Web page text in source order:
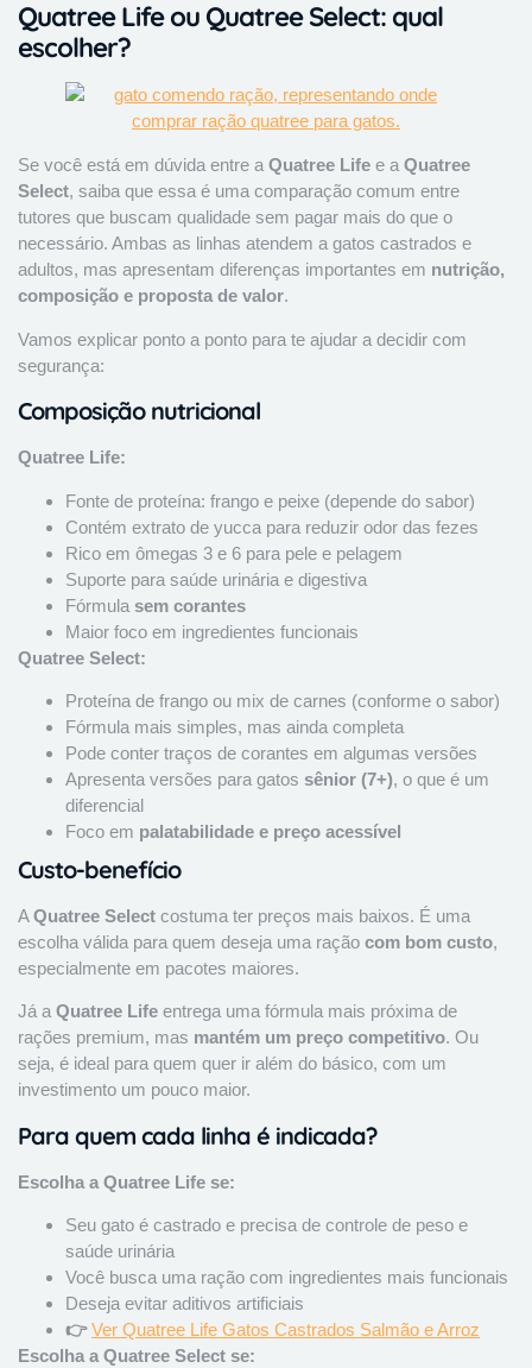
Quatree Life ou Quatree Select: qual
escolher?
Se você está em dúvida entre a Quatree Life e a Quatree
Select, saiba que essa é uma comparação comum entre
tutores que buscam qualidade sem pagar mais do que o
necessário. Ambas as linhas atendem a gatos castrados e
adultos, mas apresentam diferenças importantes em nutrição,
composição e proposta de valor.
Vamos explicar ponto a ponto para te ajudar a decidir com
segurança:
Composição nutricional
Quatree Life:
Fonte de proteína: frango e peixe (depende do sabor)
Contém extrato de yucca para reduzir odor das fezes
Rico em ômegas 3 e 6 para pele e pelagem
Suporte para saúde urinária e digestiva
Fórmula sem corantes
Maior foco em ingredientes funcionais
Quatree Select:
Proteína de frango ou mix de carnes (conforme o sabor)
Fórmula mais simples, mas ainda completa
Pode conter traços de corantes em algumas versões
Apresenta versões para gatos sênior (7+), o que é um
diferencial
Foco em palatabilidade e preço acessível
Custo-benefício
AQuatree Select costuma ter preços mais baixos. É uma
escolha válida para quem deseja uma ração com bom custo,
especialmente em pacotes maiores.
Já a Quatree Life entrega uma fórmula mais próxima de
rações premium, mas mantém um preço competitivo. Ou
seja, é ideal para quem quer ir além do básico, com um
investimento um pouco maior.
Para quem cada linha é indicada?
Escolha a Quatree Life se:
Seu gato é castrado e precisa de controle de peso e
saúde urinária
Você busca uma ração com ingredientes mais funcionais
Deseja evitar aditivos artificiais
👉Ver Quatree Life Gatos Castrados Salmão e Arroz
Escolha a Quatree Select se: